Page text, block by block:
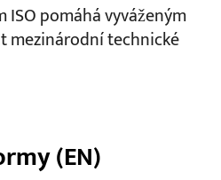
ISO pomáhá vyváženým
mezinárodní technické
(EN)